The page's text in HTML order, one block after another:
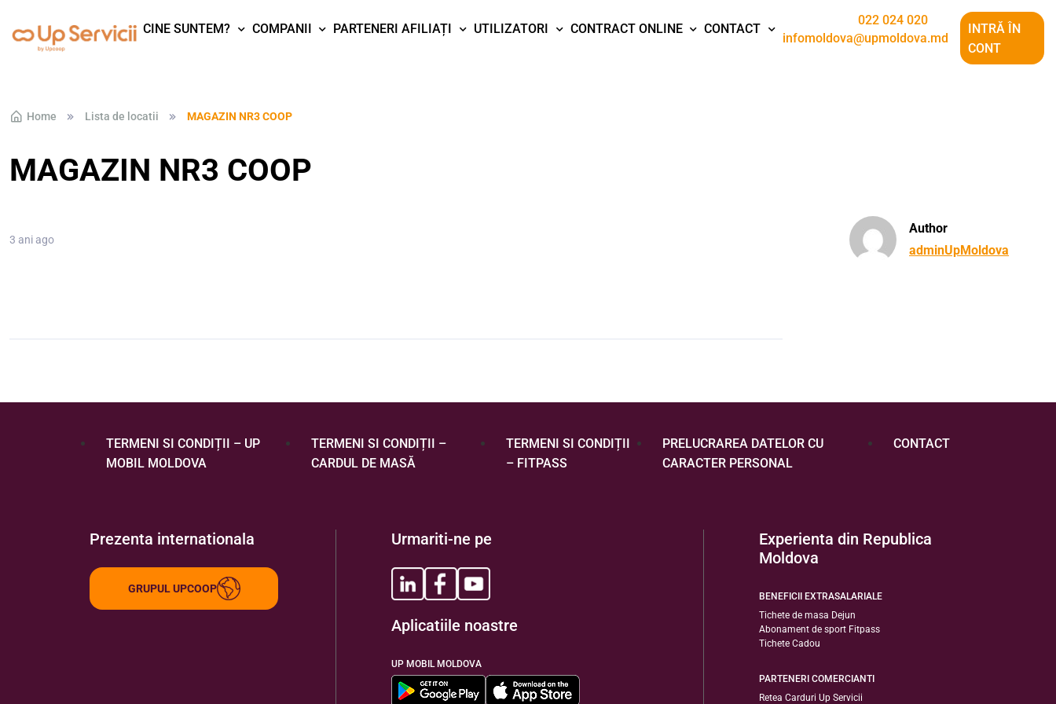
Skip to navigation
Skip to content
CINE SUNTEM? COMPANII PARTENERI AFILIAȚI UTILIZATORI CONTRACT ONLINE CONTACT
022 024 020
infomoldova@upmoldova.md
INTRĂ ÎN
CONT
Home Lista de locatii MAGAZIN NR3 COOP
MAGAZIN NR3 COOP
3 ani ago
Author
adminUpMoldova
TERMENI SI CONDIȚII – UP
MOBIL MOLDOVA
TERMENI SI CONDIȚII –
CARDUL DE MASĂ
TERMENI SI CONDIȚII
– FITPASS
PRELUCRAREA DATELOR CU
CARACTER PERSONAL
CONTACT
Prezenta internationala
GRUPUL UPCOOP
Urmariti-ne pe
Aplicatiile noastre
UP MOBIL MOLDOVA
Experienta din Republica
Moldova
BENEFICII EXTRASALARIALE
Tichete de masa Dejun
Abonament de sport Fitpass
Tichete Cadou
PARTENERI COMERCIANTI
Retea Carduri Up Servicii